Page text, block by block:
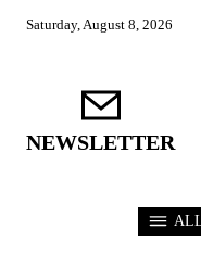
Saturday, August 8, 2026
NEWSLETTER